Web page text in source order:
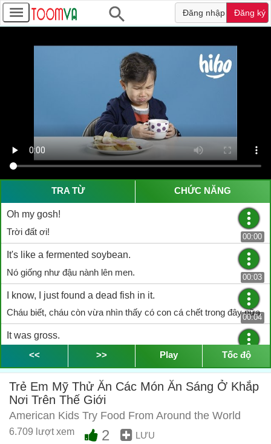
Đăng nhập Đăng ký
TRA TỪ CHỨC NĂNG
Oh my gosh!
Trời đất ơi!
00:00
It's like a fermented soybean.
Nó giống như đậu nành lên men.
00:03
I know, I just found a dead fish in it.
Cháu biết, cháu còn vừa nhìn thấy có con cá chết trong đây nữa.
00:04
It was gross.
Kinh quá.
00:07
AMERICAN KIDS TRY BREAKFASTS FROM AROUND
THE WORLD
<< >> Play Tốc độ
Trẻ Em Mỹ Thử Ăn Các Món Ăn Sáng Ở Khắp
Nơi Trên Thế Giới
American Kids Try Food From Around the World
6.709 lượt xem 2 LƯU